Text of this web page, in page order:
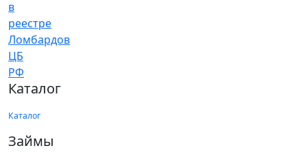
Каталог
Каталог
Займы